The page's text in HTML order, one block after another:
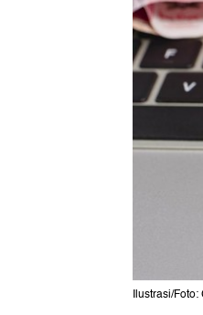
Ilustrasi/